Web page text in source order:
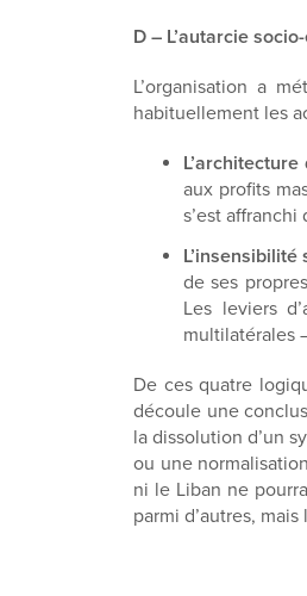
D – L’autarcie
L’organisation a
habituellement les
aux profits
s’est
de ses
Les leviers
multilatérales
De ces quatre
découle une
la dissolution d’un
ou une
ni le Liban ne
parmi d’autres,